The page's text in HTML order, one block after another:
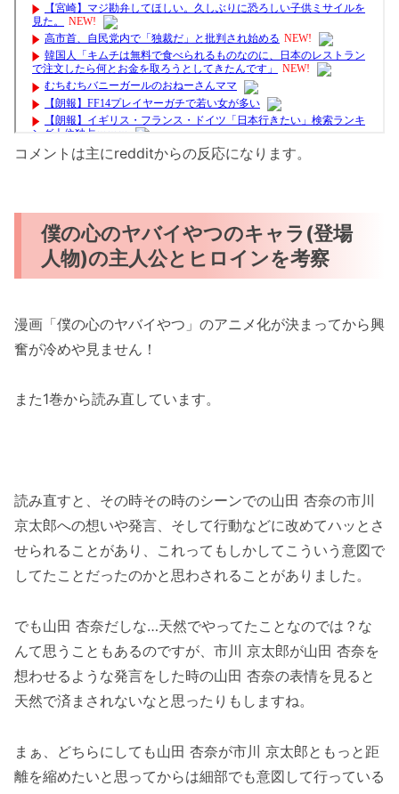
コメントは主にredditからの反応になります。
僕の心のヤバイやつのキャラ(登場
人物)の主人公とヒロインを考察
漫画「僕の心のヤバイやつ」のアニメ化が決まってから興
奮が冷めや見ません！
また1巻から読み直しています。
読み直すと、その時その時のシーンでの山田 杏奈の市川
京太郎への想いや発言、そして行動などに改めてハッとさ
せられることがあり、これってもしかしてこういう意図で
してたことだったのかと思わされることがありました。
でも山田 杏奈だしな…天然でやってたことなのでは？な
んて思うこともあるのですが、市川 京太郎が山田 杏奈を
想わせるような発言をした時の山田 杏奈の表情を見ると
天然で済まされないなと思ったりもしますね。
まぁ、どちらにしても山田 杏奈が市川 京太郎ともっと距
離を縮めたいと思ってからは細部でも意図して行っている